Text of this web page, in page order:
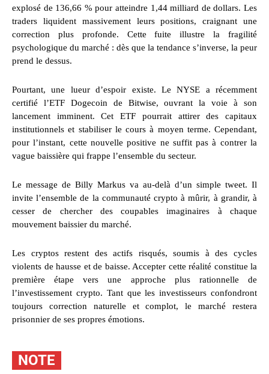
explosé de 136,66 % pour atteindre 1,44 milliard de dollars. Les
traders liquident massivement leurs positions, craignant une
correction plus profonde. Cette fuite illustre la fragilité
psychologique du marché : dès que la tendance s’inverse, la peur
prend le dessus.
Pourtant, une lueur d’espoir existe. Le NYSE a récemment
certifié l’ETF Dogecoin de Bitwise, ouvrant la voie à son
lancement imminent. Cet ETF pourrait attirer des capitaux
institutionnels et stabiliser le cours à moyen terme. Cependant,
pour l’instant, cette nouvelle positive ne suffit pas à contrer la
vague baissière qui frappe l’ensemble du secteur.
Le message de Billy Markus va au-delà d’un simple tweet. Il
invite l’ensemble de la communauté crypto à mûrir, à grandir, à
cesser de chercher des coupables imaginaires à chaque
mouvement baissier du marché.
Les cryptos restent des actifs risqués, soumis à des cycles
violents de hausse et de baisse. Accepter cette réalité constitue la
première étape vers une approche plus rationnelle de
l’investissement crypto. Tant que les investisseurs confondront
toujours correction naturelle et complot, le marché restera
prisonnier de ses propres émotions.
NOTE